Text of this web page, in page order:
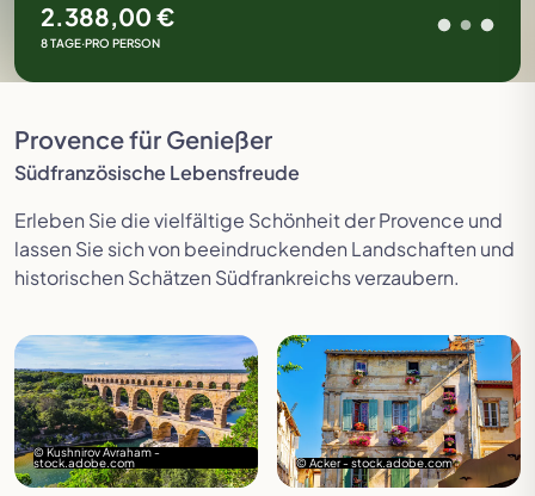
2.388,00 €
8 TAGE·PRO PERSON
Provence für Genießer
Südfranzösische Lebensfreude
Erleben Sie dievielfältige Schönheit der Provence und
lassen Sie sich von beeindruckenden Landschaften und
historischen Schätzen Südfrankreichs verzaubern.
© Kushnirov Avraham -
stock.adobe.com © Acker - stock.adobe.com